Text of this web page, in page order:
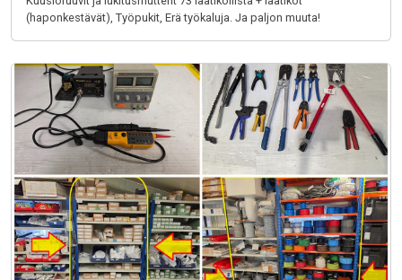
(haponkestävät), Työpukit, Erä työkaluja. Ja paljon muuta!